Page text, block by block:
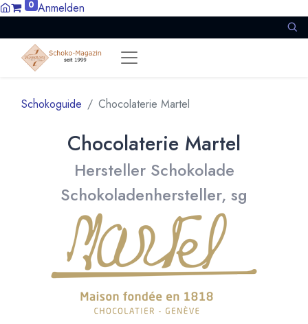
0 Anmelden
Schokoguide Chocolaterie Martel
Chocolaterie Martel
Hersteller Schokolade
Schokoladenhersteller, sg